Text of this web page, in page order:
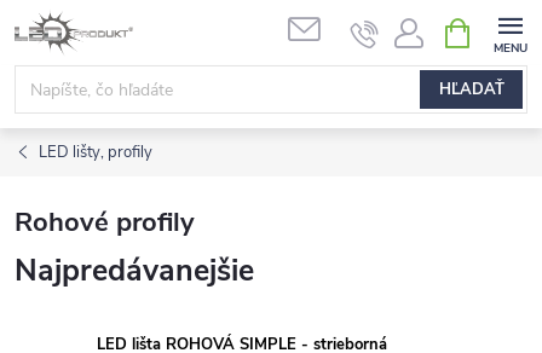
Prejsť
na
obsah
HĽADAŤ
KOŠÍK
LED lišty, profily
Rohové profily
Najpredávanejšie
LED lišta ROHOVÁ SIMPLE - strieborná